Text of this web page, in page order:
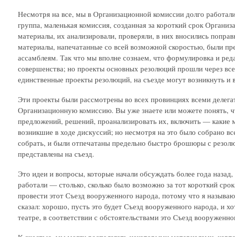
Несмотря на все, мы в Организационной комиссии долго
группа, маленькая комиссия, созданная за короткий срок
материалы, их анализировали, проверяли, в них вносились
материалы, напечатанные со всей возможной скоростью, были
ассамблеям. Так что мы вполне сознаем, что формулировка и
совершенства; но проекты основных резолюций прошли через
единственные проекты резолюций, на съезде могут возникнуть и
Эти проекты были рассмотрены во всех провинциях всеми
Организационную комиссию. Вы уже знаете или можете понять,
предложений, решений, проанализировать их, включить —
возникшие в ходе дискуссий; но несмотря на это было собрано
собрать, и были отпечатаны предельно быстро брошюры с
представлены на съезд.
Это идеи и вопросы, которые начали обсуждать более года
работали — столько, сколько было возможно за тот короткий
провести этот Съезд вооруженного народа, потому что я
сказал: хорошо, пусть это будет Съезд вооруженного народа, и
театре, в соответствии с обстоятельствами это Съезд